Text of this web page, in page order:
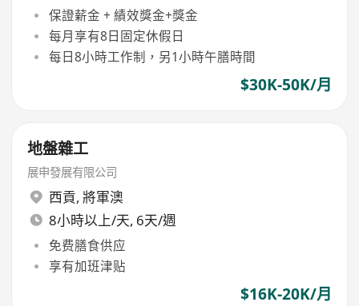
保證薪金 + 績效獎金+獎金
每月享有8日固定休假日
每日8小時工作制，另1小時午膳時間
$30K-50K/月
地盤雜工
展申發展有限公司
西貢, 將軍澳
8小時以上/天, 6天/週
免费膳食供应
享有加班津贴
$16K-20K/月